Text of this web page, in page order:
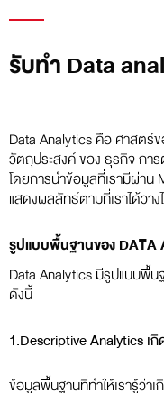
รับทำ Data
Data Analytics คือ ศาสตร์
วัตถุประสงค์ ของ ธุรกิจ กา
โดยการนำข้อมูลที่เรามีผ่าน
แสดงผลลัทธ์ตามที่เราได้วาง
รูปแบบพื้นฐานของ DATA
Data Analytics มีรูปแบบพื้น
ดังนี้
1.Descriptive Analytics เกิ
ข้อมูลพื้นฐานที่ทำให้เรารู้ว่าเ